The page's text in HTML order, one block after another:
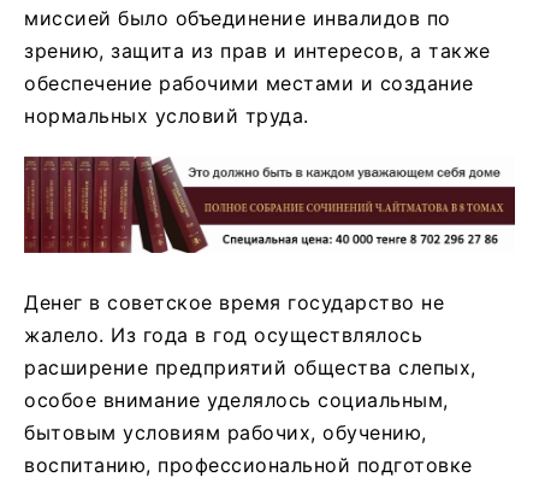
миссией было объединение инвалидов по
зрению, защита из прав и интересов, а также
обеспечение рабочими местами и создание
нормальных условий труда.
Денег в советское время государство не
жалело. Из года в год осуществлялось
расширение предприятий общества слепых,
особое внимание уделялось социальным,
бытовым условиям рабочих, обучению,
воспитанию, профессиональной подготовке